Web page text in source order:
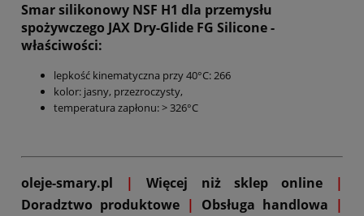
Smar silikonowy NSF H1 dla przemysłu
spożywczego JAX Dry-Glide FG Silicone-
właściwości:
lepkość kinematyczna przy 40°C: 266
kolor: jasny, przezroczysty,
temperatura zapłonu: > 326°C
oleje-smary.pl | Więcej niż sklep online
|
Doradztwo produktowe | Obsługa handlowa |